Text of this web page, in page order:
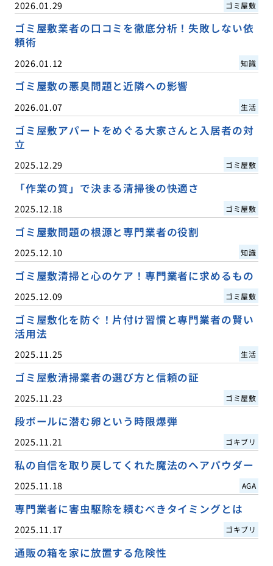
2026.01.29 ゴミ屋敷
ゴミ屋敷業者の口コミを徹底分析！失敗しない依
頼術
2026.01.12 知識
ゴミ屋敷の悪臭問題と近隣への影響
2026.01.07 生活
ゴミ屋敷アパートをめぐる大家さんと入居者の対
立
2025.12.29 ゴミ屋敷
「作業の質」で決まる清掃後の快適さ
2025.12.18 ゴミ屋敷
ゴミ屋敷問題の根源と専門業者の役割
2025.12.10 知識
ゴミ屋敷清掃と心のケア！専門業者に求めるもの
2025.12.09 ゴミ屋敷
ゴミ屋敷化を防ぐ！片付け習慣と専門業者の賢い
活用法
2025.11.25 生活
ゴミ屋敷清掃業者の選び方と信頼の証
2025.11.23 ゴミ屋敷
段ボールに潜む卵という時限爆弾
2025.11.21 ゴキブリ
私の自信を取り戻してくれた魔法のヘアパウダー
2025.11.18 AGA
専門業者に害虫駆除を頼むべきタイミングとは
2025.11.17 ゴキブリ
通販の箱を家に放置する危険性